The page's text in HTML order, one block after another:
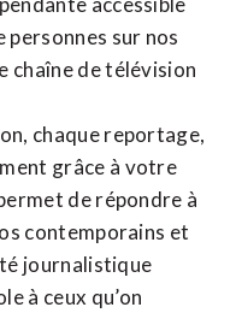
sur nos
chaîne de télévision
chaque reportage,
grâce à votre
de répondre à
contemporains et
journalistique
à ceux qu’on